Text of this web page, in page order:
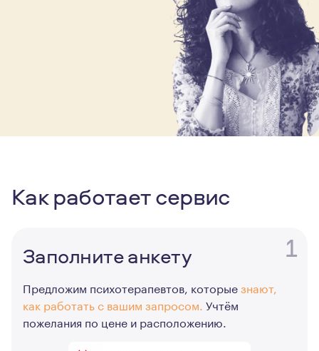
Как работает сервис
1
Заполните анкету
Предложим психотерапевтов, которыезнают,
как работать с вашим запросом. Учтём
пожелания по цене и расположению.